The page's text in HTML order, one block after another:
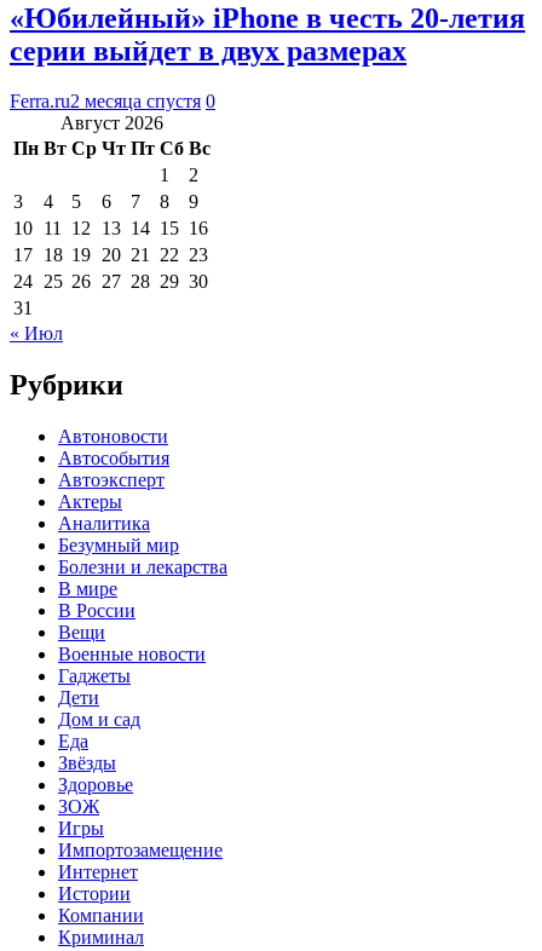
«Юбилейный» iPhone в честь 20-летия
серии выйдет в двух размерах
Ferra.ru2 месяца спустя 0
Август 2026
Пн Вт Ср Чт Пт Сб Вс
1
2
3
4 5 6 7 8
9
10 11 12 13 14 15 16
17 18 19 20 21 22 23
24 25 26 27 28 29 30
31
« Июл
Рубрики
Автоновости
Автособытия
Автоэксперт
Актеры
Аналитика
Безумный мир
Болезни и лекарства
В мире
В России
Вещи
Военные новости
Гаджеты
Дети
Дом и сад
Еда
Звёзды
Здоровье
ЗОЖ
Игры
Импортозамещение
Интернет
Истории
Компании
Криминал